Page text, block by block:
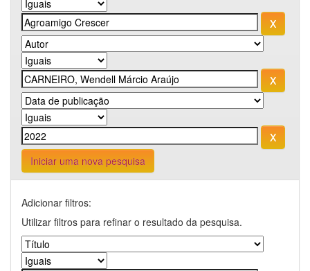
Iniciar uma nova pesquisa
Adicionar filtros:
Utilizar filtros para refinar o resultado da pesquisa.